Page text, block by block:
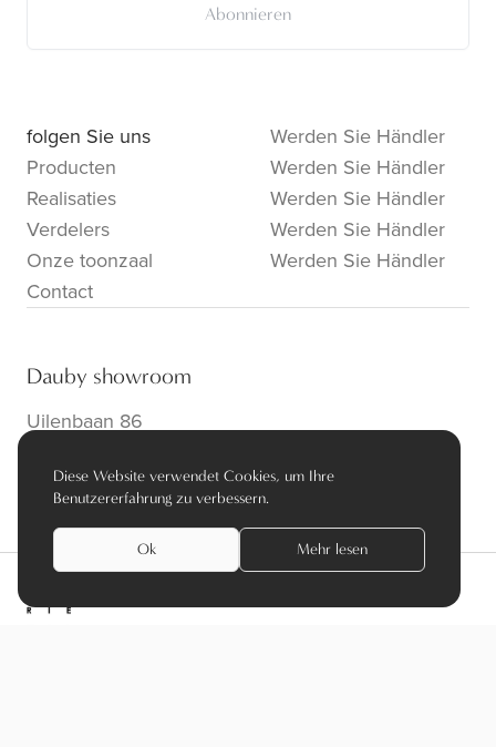
Abonnieren
folgen Sie uns
Producten
Realisaties
Verdelers
Onze toonzaal
Contact
Werden Sie Händler
Werden Sie Händler
Werden Sie Händler
Werden Sie Händler
Werden Sie Händler
Dauby showroom
Uilenbaan 86
info@dauby.be|+32 3 354 16 86
Diese Website verwendet Cookies, um Ihre
Benutzererfahrung zu verbessern.
Ok Mehr lesen